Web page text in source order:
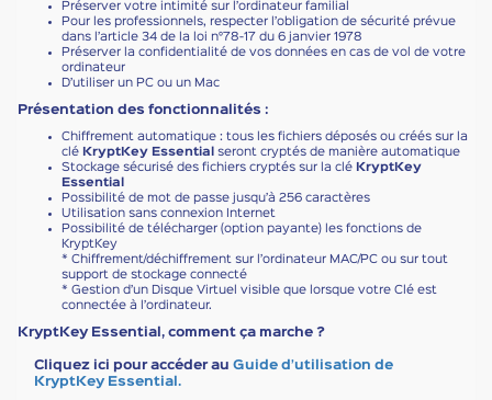
Préserver votre intimité sur l’ordinateur familial
Pour les professionnels, respecter l’obligation de sécurité prévue
dans l’article 34 de la loi n°78-17 du 6 janvier 1978
Préserver la confidentialité de vos données en cas de vol de votre
ordinateur
D’utiliser un PC ou un Mac
Présentation des fonctionnalités :
Chiffrement automatique : tous les fichiers déposés ou créés sur la
clé KryptKey Essential
seront cryptés de manière automatique
Stockage sécurisé des fichiers cryptés sur la clé KryptKey
Essential
Possibilité de mot de passe jusqu’à 256 caractères
Utilisation sans connexion Internet
Possibilité de télécharger (option payante) les fonctions de
KryptKey
* Chiffrement/déchiffrement sur l’ordinateur MAC/PC ou sur tout
support de stockage connecté
* Gestion d’un Disque Virtuel visible que lorsque votre Clé est
connectée à l’ordinateur.
KryptKey Essential, comment ça marche ?
Cliquez ici pour accéder au Guide d’utilisation de
KryptKey Essential .